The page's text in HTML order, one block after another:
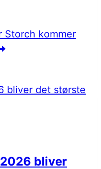
Storch kommer
bliver